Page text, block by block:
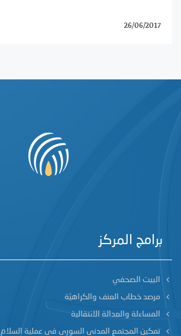
26/06/2017
برامج المركز
البيت الصحفي
مرصد خطاب العنف والكراهيّة
المساءلة والعدالة الانتقالية
تمكين المجتمع المدني السوري في عملية السلام